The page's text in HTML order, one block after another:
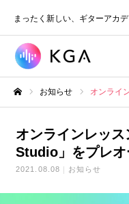
まったく新しい、ギターアカデ
お知らせ オンライン
オンラインレッ
Studio」をプレオ
2021.08.08 お知らせ